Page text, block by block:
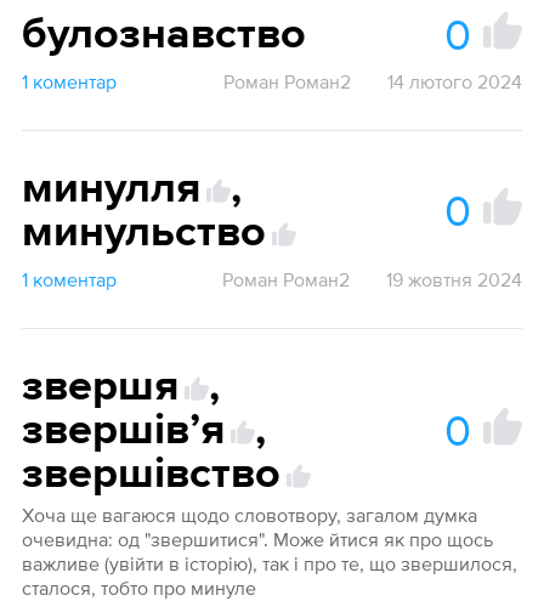
булознавство 0
1 коментар Роман Роман2 14 лютого 2024
минулля
,
минульство
0
1 коментар Роман Роман2 19 жовтня 2024
звершя
,
звершівʼя
,
звершівство
0
Хоча ще вагаюся щодо словотвору, загалом думка
очевидна: од "звершитися". Може йтися як про щось
важливе (увійти в історію), так і про те, що звершилося,
сталося, тобто про минуле